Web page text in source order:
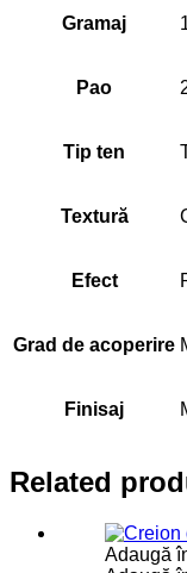
Gramaj
Pao
Tip ten
Textură
Efect
Grad de acoperire
Finisaj
Related
Adaugă